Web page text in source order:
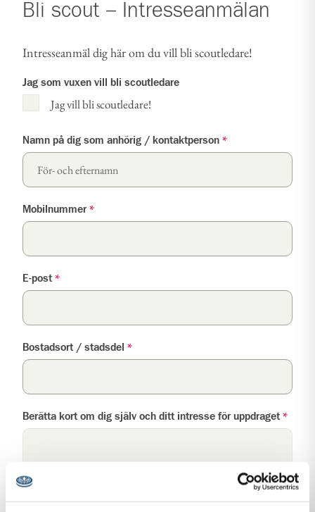
Bli scout – Intresseanmälan
Intresseanmäl dig här om du vill bli scoutledare!
Jag som vuxen vill bli scoutledare
Jag vill bli scoutledare!
Namn på dig som anhörig / kontaktperson *
Mobilnummer *
E-post *
Bostadsort / stadsdel *
Berätta kort om dig själv och ditt intresse för uppdraget *